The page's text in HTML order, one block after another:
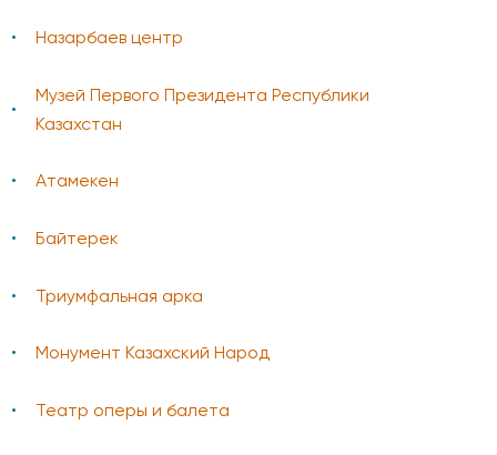
Назарбаев центр
Музей Первого Президента Республики
Казахстан
Атамекен
Байтерек
Триумфальная арка
Монумент Казахский Народ
Театр оперы и балета